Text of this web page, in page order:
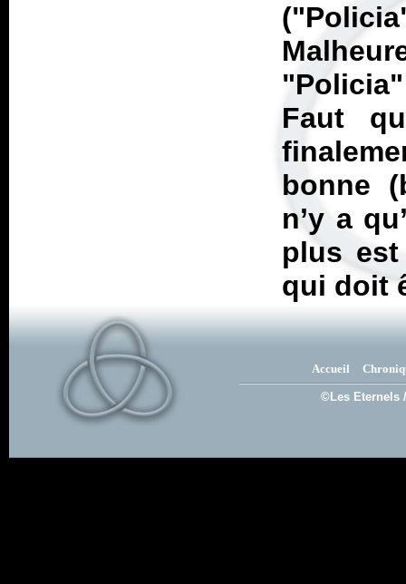
Faut
bonne
n’y a
plus
qui doit
Accueil
©Les Eternels